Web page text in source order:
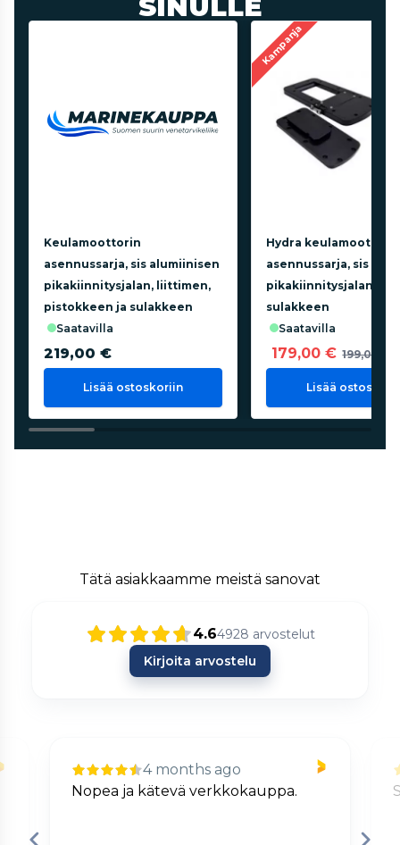
Keulamoottorin
asennussarja, sis alumiinisen
pikakiinnitysjalan, liittimen,
pistokkeen ja sulakkeen
saatavilla
219,00 €
Lisää ostoskoriin
Kampanja
Hydra
asennussarja, sis
pikakiinnitysjalan ja
sulakkeen
saatavilla
179,00 € 199,00 €
Lisää
Tätä asiakkaamme meistä sanovat
4.64928 arvostelut
Kirjoita arvostelu
4 months ago
Nopea ja kätevä verkkokauppa.